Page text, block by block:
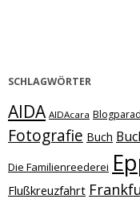
SCHLAGWÖRTER
AIDA AIDAcara
Fotografie Buch
Die Familienreederei
Flußkreuzfahrt